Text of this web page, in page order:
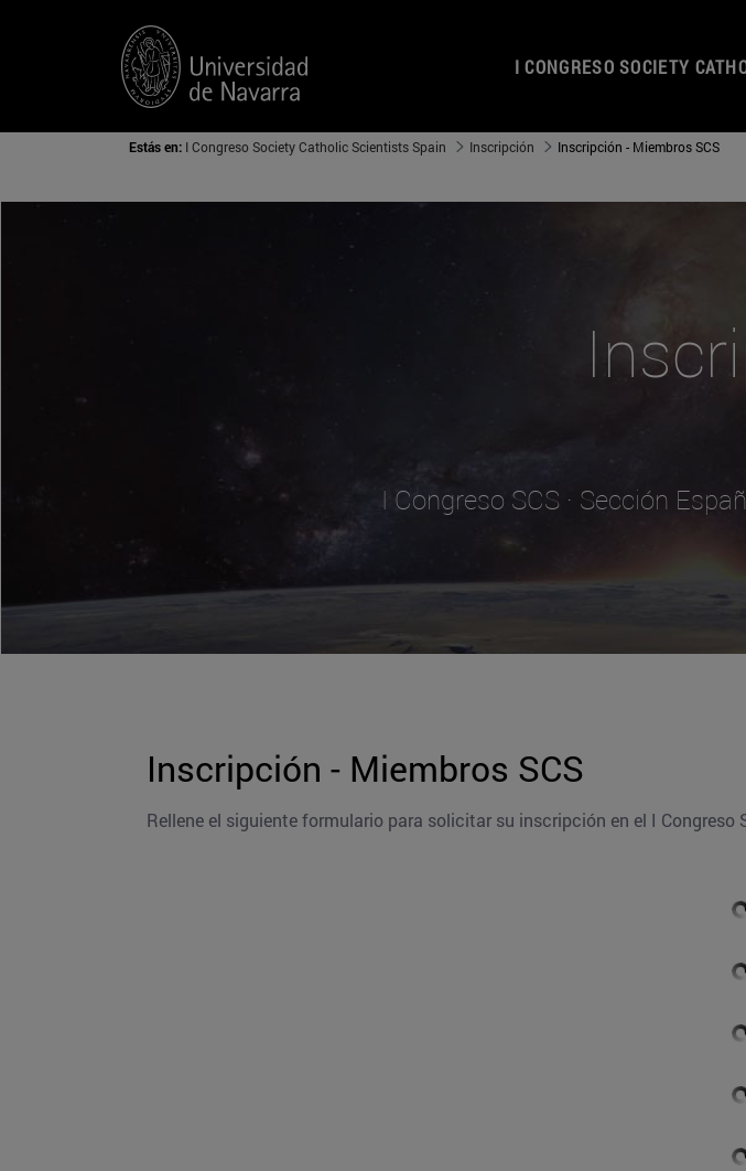
I C​ONGRESO SOCIETY
Estás en: I C​ongreso Society Catholic Scientists Spain Inscripción Inscripción - Miembros SCS
I Congreso SCS · Sección
Inscripción - Miembros SCS
Rellene el siguiente formulario para solicitar su inscripción en el I